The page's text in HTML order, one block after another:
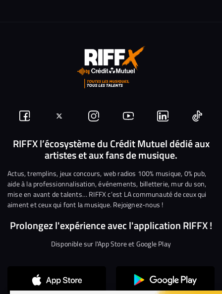
Continuer sans accepter
Suivez-
nous
Facebook
Suivez-
nous
sur
Twitter
Nous
rejoindre
sur
Instagram
Nous
rejoindre
sur
YouTube
Nous
rejoindre
sur
Linkedin
Nous
RIFFX l’écosystème du Crédit Mutuel dédié aux
artistes et aux fans de musique.
Actus, tremplins, jeux concours, web radios 100% musique, 0% pub,
aide à la professionnalisation, événements, billetterie, mur du son,
mise en avant de talents… RIFFX c’est LA communauté de ceux qui
aiment et ceux qui font la musique. Rejoignez-nous !
Prolongez l'expérience avec l'application RIFFX !
Disponible sur l'App Store et Google Play